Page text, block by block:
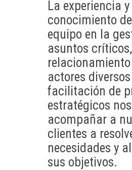
La experiencia y
conocimiento
equipo en la
asuntos críticos,
actores
facilitación de
estratégicos
acompañar a
clientes a
necesidades y
sus objetivos.